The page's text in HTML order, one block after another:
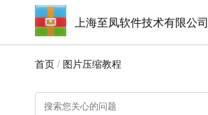
上海至凤软件技术有限公司
首页 / 图片压缩教程